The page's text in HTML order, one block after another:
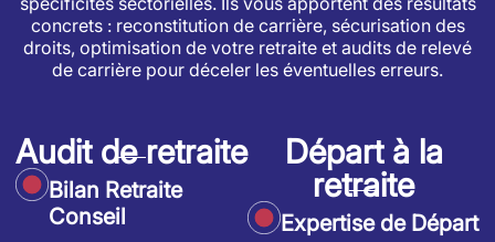
concrets : reconstitution de carrière, sécurisation des
droits, optimisation de votre retraite et audits de relevé
de carrière pour déceler les éventuelles erreurs.
Audit de retraite
Bilan Retraite
Conseil
Départ à la
retraite
Expertise de Départ